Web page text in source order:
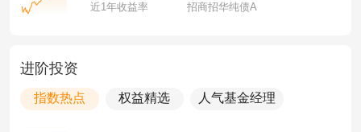
近1年收益率 招商招华纯债A
进阶投资
指数热点 权益精选 人气基金经理